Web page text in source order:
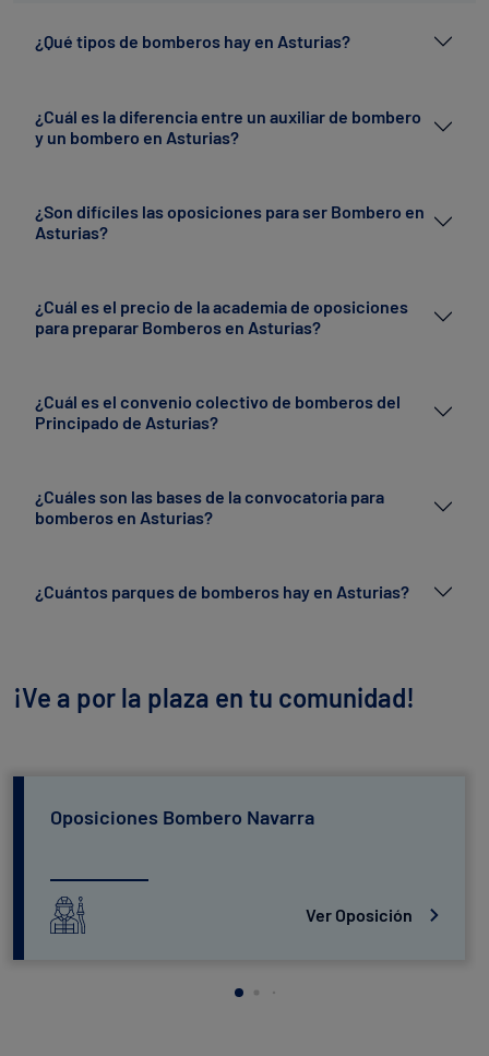
¿Qué tipos de bomberos hay en Asturias?
¿Cuál es la diferencia entre un auxiliar de bombero
y un bombero en Asturias?
¿Son difíciles las oposiciones para ser Bombero en
Asturias?
¿Cuál es el precio de la academia de oposiciones
para preparar Bomberos en Asturias?
¿Cuál es el convenio colectivo de bomberos del
Principado de Asturias?
¿Cuáles son las bases de la convocatoria para
bomberos en Asturias?
¿Cuántos parques de bomberos hay en Asturias?
¡Ve a por la plaza en tu comunidad!
Oposiciones Bombero Navarra
Ver Oposición